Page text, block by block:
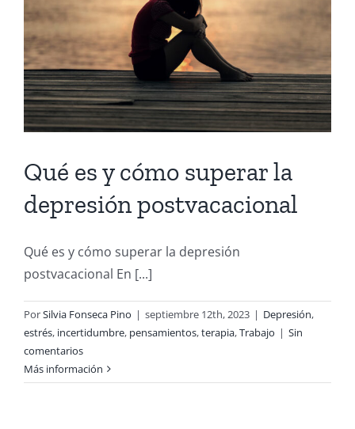
Qué es y cómo superar la
depresión postvacacional
Qué es y cómo superar la depresión
postvacacional En [...]
PorSilvia Fonseca Pino | septiembre 12th, 2023 | Depresión,
estrés, incertidumbre, pensamientos,terapia,Trabajo | Sin
comentarios
Más información